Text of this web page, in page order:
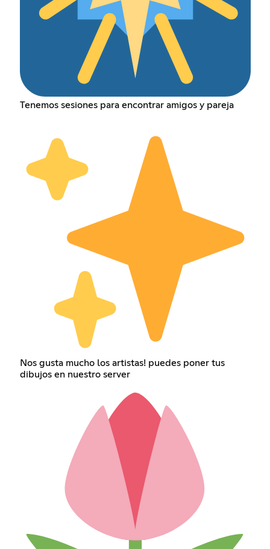
Tenemos sesiones para encontrar amigos y pareja
Nos gusta mucho los artistas! puedes poner tus
dibujos en nuestro server